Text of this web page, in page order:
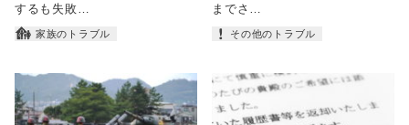
するも失敗…
家族のトラブル
までさ…
その他のトラブル